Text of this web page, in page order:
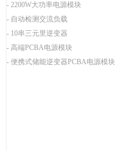
- 2200W大功率电源模块
- 自动检测交流负载
- 10串三元里逆变器
- 高端PCBA电源模块
- 便携式储能逆变器PCBA电源模块